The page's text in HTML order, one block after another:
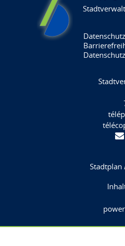
Datenschutz
Stadtplan